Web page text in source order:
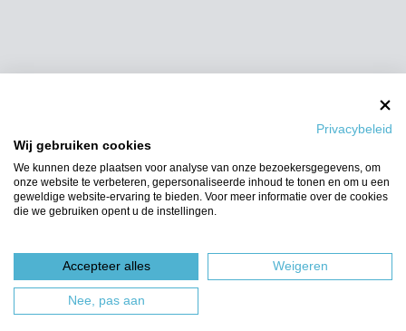
Privacybeleid
Wij gebruiken cookies
We kunnen deze plaatsen voor analyse van onze bezoekersgegevens, om
onze website te verbeteren, gepersonaliseerde inhoud te tonen en om u een
geweldige website-ervaring te bieden. Voor meer informatie over de cookies
die we gebruiken opent u de instellingen.
Accepteer alles Weigeren
Nee, pas aan